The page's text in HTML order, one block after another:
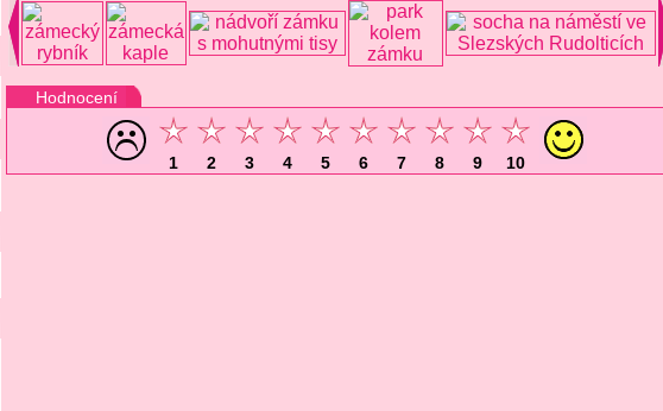
Hodnocení
1 2 3 4 5 6 7 8 9 10